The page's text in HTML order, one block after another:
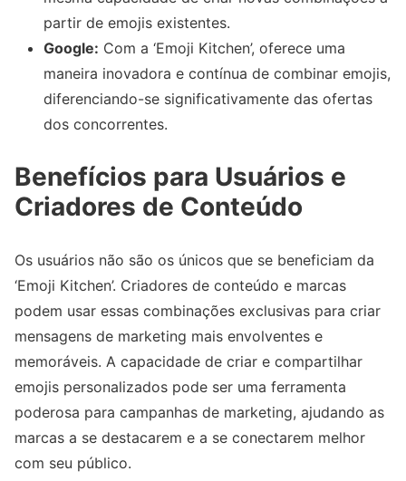
partir de emojis existentes.
Google: Com a ‘Emoji Kitchen’, oferece uma
maneira inovadora e contínua de combinar emojis,
diferenciando-se significativamente das ofertas
dos concorrentes.
Benefícios para Usuários e
Criadores de Conteúdo
Os usuários não são os únicos que se beneficiam da
‘Emoji Kitchen’. Criadores de conteúdo e marcas
podem usar essas combinações exclusivas para criar
mensagens de marketing mais envolventes e
memoráveis. A capacidade de criar e compartilhar
emojis personalizados pode ser uma ferramenta
poderosa para campanhas de marketing, ajudando as
marcas a se destacarem e a se conectarem melhor
com seu público.